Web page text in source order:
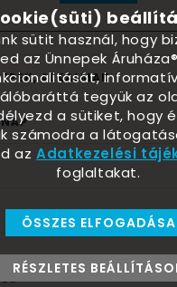
ALKALMAK
sütit használ, hogy
az Ünnepek
tegyük az
a sütiket, hogy
számodra a
azAdatkezelési
foglaltakat.
ÖSSZES ELFOGADÁSA
RÉSZLETES